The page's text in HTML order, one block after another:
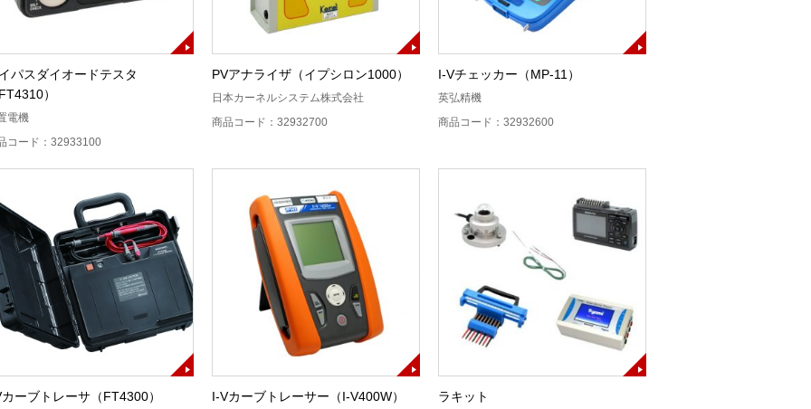
パスダイオードテスタ
FT4310）
電機
コード：32933100
PVアナライザ（イプシロン1000）
日本カーネルシステム株式会社
商品コード：32932700
I-Vチェッカー（MP-11）
英弘精機
商品コード：32932600
ーブトレーサ（FT4300） I-Vカーブトレーサー（I-V400W） ラキット